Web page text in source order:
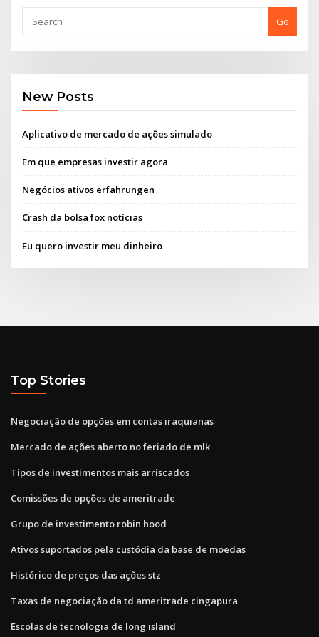
Go
New Posts
Aplicativo de mercado de ações simulado
Em que empresas investir agora
Negócios ativos erfahrungen
Crash da bolsa fox notícias
Eu quero investir meu dinheiro
Top Stories
Negociação de opções em contas iraquianas
Mercado de ações aberto no feriado de mlk
Tipos de investimentos mais arriscados
Comissões de opções de ameritrade
Grupo de investimento robin hood
Ativos suportados pela custódia da base de moedas
Histórico de preços das ações stz
Taxas de negociação da td ameritrade cingapura
Escolas de tecnologia de long island